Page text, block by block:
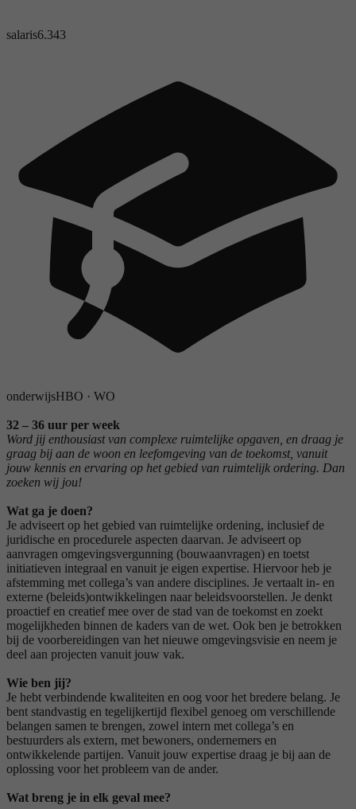
salaris6.343
onderwijsHBO · WO
32 – 36 uur per week
Word jij enthousiast van complexe ruimtelijke opgaven, en draag je
graag bij aan de woon en leefomgeving van de toekomst, vanuit
jouw kennis en ervaring op het gebied van ruimtelijk ordering. Dan
zoeken wij jou!
Wat ga je doen?
Je adviseert op het gebied van ruimtelijke ordening, inclusief de
juridische en procedurele aspecten daarvan. Je adviseert op
aanvragen omgevingsvergunning (bouwaanvragen) en toetst
initiatieven integraal en vanuit je eigen expertise. Hiervoor heb je
afstemming met collega’s van andere disciplines. Je vertaalt in- en
externe (beleids)ontwikkelingen naar beleidsvoorstellen. Je denkt
proactief en creatief mee over de stad van de toekomst en zoekt
mogelijkheden binnen de kaders van de wet. Ook ben je betrokken
bij de voorbereidingen van het nieuwe omgevingsvisie en neem je
deel aan projecten vanuit jouw vak.
Wie ben jij?
Je hebt verbindende kwaliteiten en oog voor het bredere belang. Je
bent standvastig en tegelijkertijd flexibel genoeg om verschillende
belangen samen te brengen, zowel intern met collega’s en
bestuurders als extern, met bewoners, ondernemers en
ontwikkelende partijen. Vanuit jouw expertise draag je bij aan de
oplossing voor het probleem van de ander.
Wat breng je in elk geval mee?